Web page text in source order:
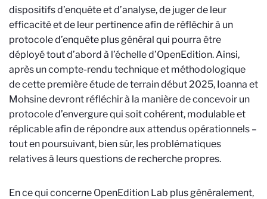
dispositifs d’enquête et d’analyse, de juger de leur
efficacité et de leur pertinence afin de réfléchir à un
protocole d’enquête plus général qui pourra être
déployé tout d’abord à l’échelle d’OpenEdition. Ainsi,
après un compte-rendu technique et méthodologique
de cette première étude de terrain début 2025, Ioanna et
Mohsine devront réfléchir à la manière de concevoir un
protocole d’envergure qui soit cohérent, modulable et
réplicable afin de répondre aux attendus opérationnels –
tout en poursuivant, bien sûr, les problématiques
relatives à leurs questions de recherche propres.
En ce qui concerne OpenEdition Lab plus généralement,